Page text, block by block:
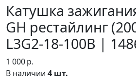
Катушка
GH рестайлинг
L3G2-18-100B |
1 000р.
В наличии 4 шт.